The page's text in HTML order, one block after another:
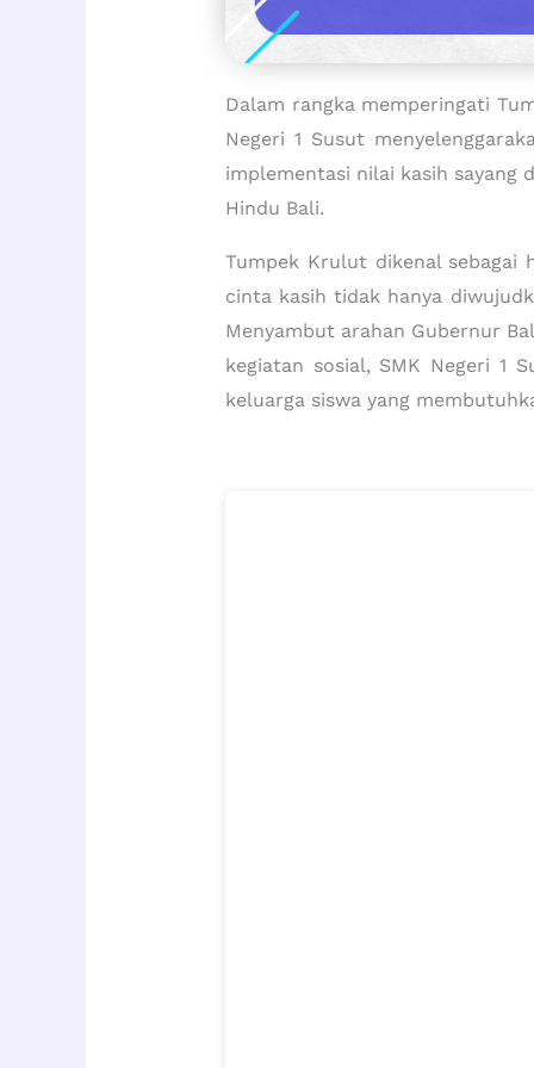
Dalam rangka memperingati
Negeri 1 Susut
implementasi nilai kasih sayang
Hindu Bali.
Tumpek Krulut dikenal sebagai
cinta kasih tidak hanya
Menyambut arahan Gubernur
kegiatan sosial, SMK Negeri 1
keluarga siswa yang